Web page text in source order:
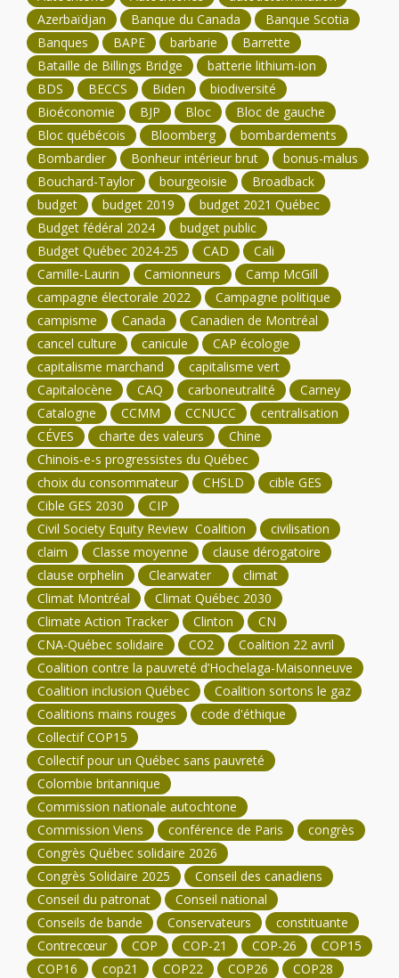
Azerbaïdjan
Banque du Canada
Banque Scotia
Banques
BAPE barbarie
Barrette
Bataille de Billings Bridge
batterie lithium-ion
BDS
BECCS Biden
biodiversité
Bioéconomie
BJP Bloc
Bloc de gauche
Bloc québécois
Bloomberg
bombardements
Bombardier
Bonheur intérieur brut
bonus-malus
Bouchard-Taylor
bourgeoisie
Broadback
budget
budget 2019
budget 2021 Québec
Budget fédéral 2024
budget public
Budget Québec 2024-25
CAD
Cali
Camille-Laurin
Camionneurs
Camp McGill
campagne électorale 2022
Campagne politique
campisme
Canada
Canadien de Montréal
cancel culture
canicule
CAP écologie
capitalisme marchand
capitalisme vert
Capitalocène
CAQ carboneutralité
Carney
Catalogne
CCMM CCNUCC
centralisation
CÉVES
charte des valeurs
Chine
Chinois-e-s progressistes du Québec
choix du consommateur
CHSLD
cible GES
Cible GES 2030
CIP
Civil Society Equity Review Coalition
civilisation
claim
Classe moyenne
clause dérogatoire
clause orphelin
Clearwater
climat
Climat Montréal
Climat Québec 2030
Climate Action Tracker
Clinton
CN
CNA-Québec solidaire
CO2
Coalition 22 avril
Coalition contre la pauvreté d’Hochelaga-Maisonneuve
Coalition inclusion Québec
Coalition sortons le gaz
Coalitions mains rouges
code d'éthique
Collectif COP15
Collectif pour un Québec sans pauvreté
Colombie britannique
Commission nationale autochtone
Commission Viens
conférence de Paris
congrès
Congrès Québec solidaire 2026
Congrès Solidaire 2025
Conseil des canadiens
Conseil du patronat
Conseil national
Conseils de bande
Conservateurs
constituante
Contrecœur
COP COP-21 COP-26
COP15
COP16
cop21 COP22 COP26
COP28